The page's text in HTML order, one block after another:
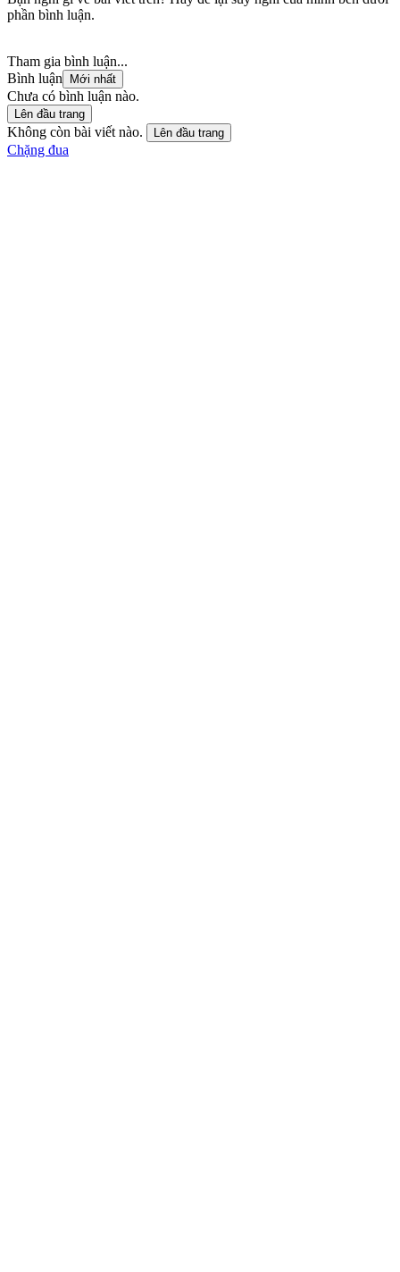
phần bình luận.
Tham gia bình luận...
Bình luận
Mới nhất
Chưa có bình luận nào.
Lên đầu trang
Không còn bài viết nào. Lên đầu trang
Chặng đua